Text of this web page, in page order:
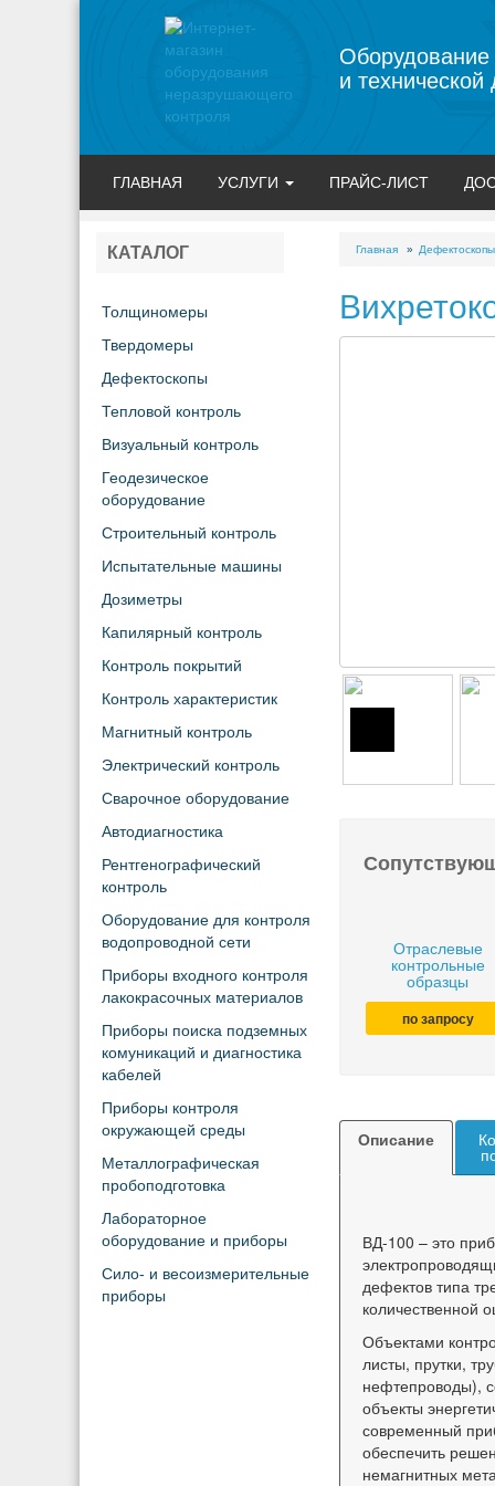
и технической
ГЛАВНАЯ УСЛУГИ ПРАЙС-ЛИСТ
КАТАЛОГ
Толщиномеры
Твердомеры
Дефектоскопы
Тепловой контроль
Визуальный контроль
Геодезическое
оборудование
Строительный контроль
Испытательные машины
Дозиметры
Капилярный контроль
Контроль покрытий
Контроль характеристик
Магнитный контроль
Электрический контроль
Сварочное оборудование
Автодиагностика
Рентгенографический
контроль
Оборудование для контроля
водопроводной сети
Приборы входного контроля
лакокрасочных материалов
Приборы поиска подземных
комуникаций и диагностика
кабелей
Приборы контроля
окружающей среды
Металлографическая
пробоподготовка
Лабораторное
оборудование и приборы
Сило- и весоизмерительные
приборы
Главная Дефектоскопы
Отраслевые
контрольные
образцы
по запросу
Описание
ВД-100 – это
дефектов типа
количественной
Объектами
листы, прутки,
нефтепроводы),
объекты
современный
обеспечить
немагнитных